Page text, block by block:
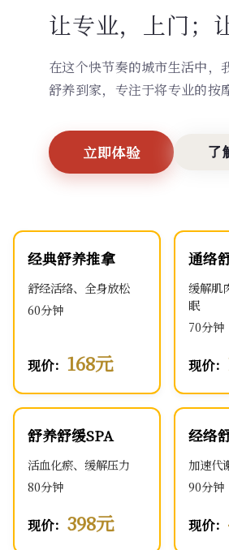
让专业，上门；
在这个快节奏的城市生活中，
舒养到家，专注于将专业的按
立即体验 了
经典舒养推拿
舒经活络、全身放松
60分钟
现价： 168元
通络
缓解肌
眠
70分钟
现价：
舒养舒缓SPA
活血化瘀、缓解压力
80分钟
现价： 398元
经络
加速代
90分钟
现价：